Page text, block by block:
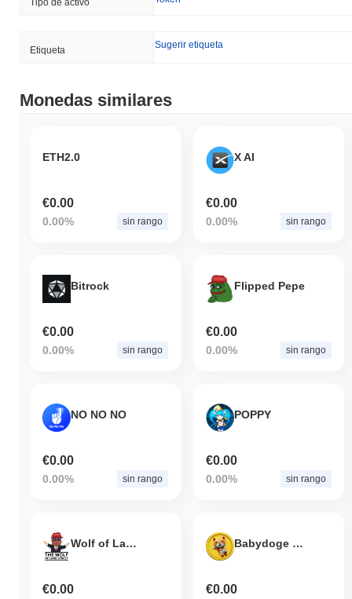
Etiqueta Sugerir etiqueta
Monedas similares
ETH2.0
€0.00
0.00% sin rango
X AI
€0.00
0.00% sin rango
Bitrock
€0.00
0.00% sin rango
Flipped Pepe
€0.00
0.00% sin rango
NO NO NO
€0.00
0.00% sin rango
POPPY
€0.00
0.00% sin rango
Wolf of Land Street
€0.00
Babydoge 2.1
€0.00